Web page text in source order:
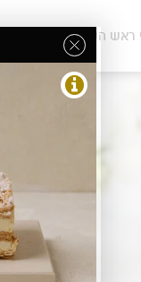
ראש השנה